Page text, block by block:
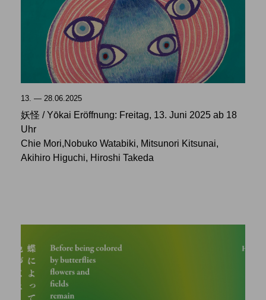
13. — 28.06.2025
妖怪 / Yōkai Eröffnung: Freitag, 13. Juni 2025 ab 18
Uhr
Chie Mori,Nobuko Watabiki, Mitsunori Kitsunai,
Akihiro Higuchi, Hiroshi Takeda